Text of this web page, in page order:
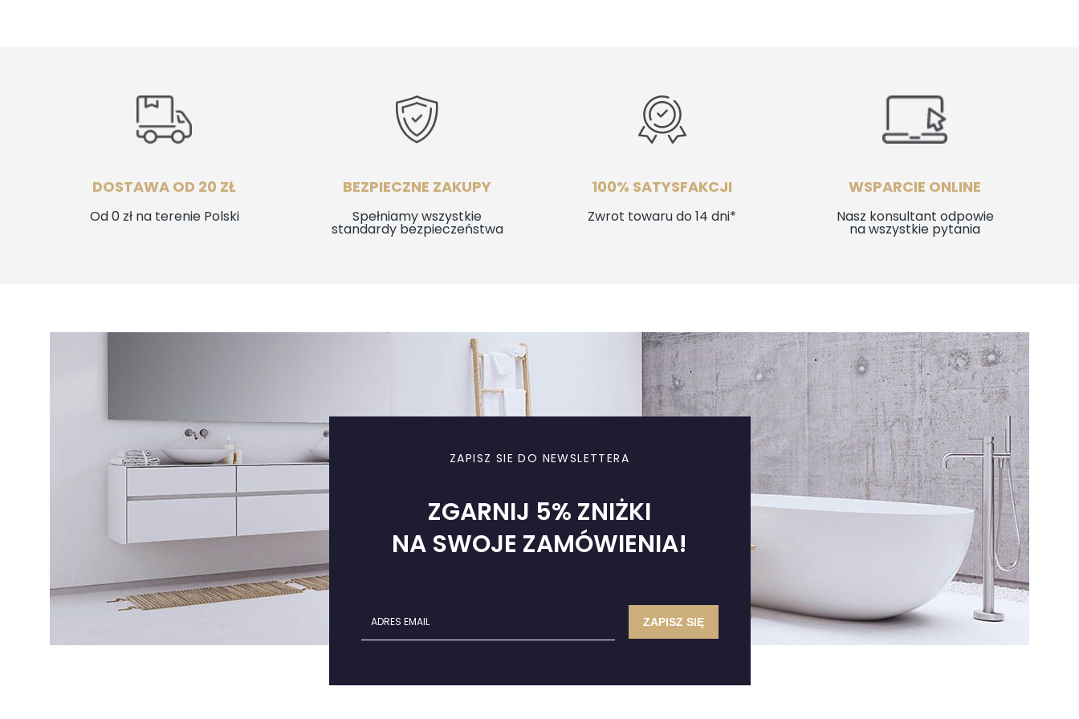
DOSTAWA OD 20 ZŁ
Od 0 zł na terenie Polski
BEZPIECZNE ZAKUPY
Spełniamy wszystkie
standardy bezpieczeństwa
100% SATYSFAKCJI
Zwrot towaru do 14 dni*
WSPARCIE ONLINE
Nasz konsultant odpowie
na wszystkie pytania
ZAPISZ SIE DO NEWSLETTERA
ZGARNIJ 5% ZNIŻKI
NA SWOJE ZAMÓWIENIA!